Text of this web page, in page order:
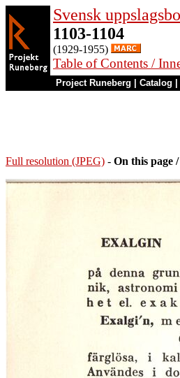
Svensk
1103-1104
(1929-1955)
Table of Contents /
Project Runeberg Catalog
Full resolution (JPEG) - On this page